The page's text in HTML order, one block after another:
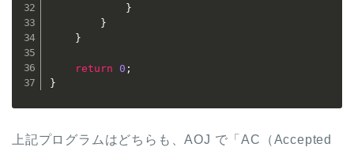
}
}
}
return 0 ;
}
上記プログラムはどちらも、AOJ で「AC（Accepted